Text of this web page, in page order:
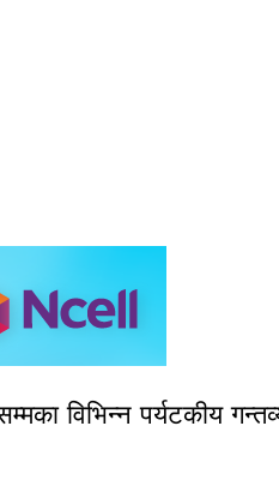
विभिन्न पर्यटकीय